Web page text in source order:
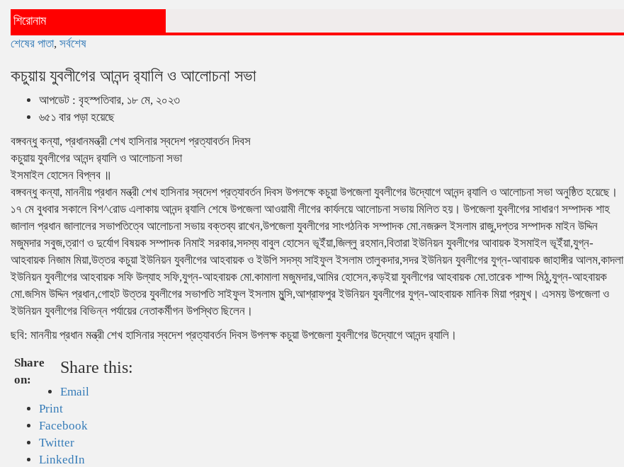
শিরোনাম
শেষের পাতা, সর্বশেষ
কচুয়ায় যুবলীগের আনন্দ র‌্যালি ও আলোচনা সভা
আপডেট : বৃহস্পতিবার, ১৮ মে, ২০২৩
৬৫১ বার পড়া হয়েছে
বঙ্গবন্ধু কন্যা, প্রধানমন্ত্রী শেখ হাসিনার স্বদেশ প্রত্যাবর্তন দিবস
কচুয়ায় যুবলীগের আনন্দ র‌্যালি ও আলোচনা সভা
ইসমাইল হোসেন বিপ্লব ॥
বঙ্গবন্ধু কন্যা, মাননীয় প্রধান মন্ত্রী শেখ হাসিনার স্বদেশ প্রত্যাবর্তন দিবস উপলক্ষে কচুয়া উপজেলা যুবলীগের উদ্যোগে আনন্দ র‌্যালি ও আলোচনা সভা অনুষ্ঠিত হয়েছে।
১৭ মে বুধবার সকালে বিশ^রোড এলাকায় আনন্দ র‌্যালি শেষে উপজেলা আওয়ামী লীগের কার্যলয়ে আলোচনা সভায় মিলিত হয়। উপজেলা যুবলীগের সাধারণ সম্পাদক শাহ
জালাল প্রধান জালালের সভাপতিত্বে আলোচনা সভায় বক্তব্য রাখেন,উপজেলা যুবলীগের সাংগঠনিক সম্পাদক মো.নজরুল ইসলাম রাজু,দপ্তর সম্পাদক মাইন উদ্দিন
মজুমদার সবুজ,ত্রাণ ও দুর্যোগ বিষয়ক সম্পাদক নিমাই সরকার,সদস্য বাবুল হোসেন ভূইঁয়া,জিল্লু রহমান,বিতারা ইউনিয়ন যুবলীগের আবায়ক ইসমাইল ভূইঁয়া,যুগ্ন-
আহবায়ক নিজাম মিয়া,উত্তর কচুয়া ইউনিয়ন যুবলীগের আহবায়ক ও ইউপি সদস্য সাইফুল ইসলাম তালুকদার,সদর ইউনিয়ন যুবলীগের যুগ্ন-আবায়ক জাহাঙ্গীর আলম,কাদলা
ইউনিয়ন যুবলীগের আহবায়ক সফি উল্যাহ সফি,যুগ্ন-আহবায়ক মো.কামালা মজুমদার,আমির হোসেন,কড়ইয়া যুবলীগের আহবায়ক মো.তারেক শাম্স মিঠু,যুগ্ন-আহবায়ক
মো.জসিম উদ্দিন প্রধান,গোহট উত্তর যুবলীগের সভাপতি সাইফুল ইসলাম মুন্সি,আশ্রাফপুর ইউনিয়ন যুবলীগের যুগ্ন-আহবায়ক মানিক মিয়া প্রমুখ। এসময় উপজেলা ও
ইউনিয়ন যুবলীগের বিভিন্ন পর্যায়ের নেতাকর্মীগন উপস্থিত ছিলেন।
ছবি: মাননীয় প্রধান মন্ত্রী শেখ হাসিনার স্বদেশ প্রত্যাবর্তন দিবস উপলক্ষ কচুয়া উপজেলা যুবলীগের উদ্যোগে আনন্দ র‌্যালি।
Share
on:
Share this:
Email
Print
Facebook
Twitter
LinkedIn